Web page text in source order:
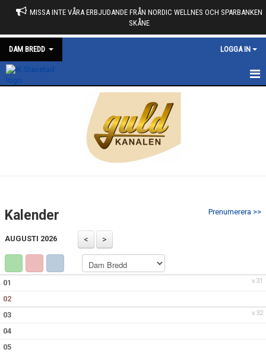
MISSA INTE VÅRA ERBJUDANDE FRÅN NORDIC WELLNES OCH SPARBANKEN
SKÅNE
DAM BREDD LOGGA IN
KONTAKT
Prenumerera >>
Kalender
AUGUSTI 2026
v.31
01
02
v.32
03
04
05